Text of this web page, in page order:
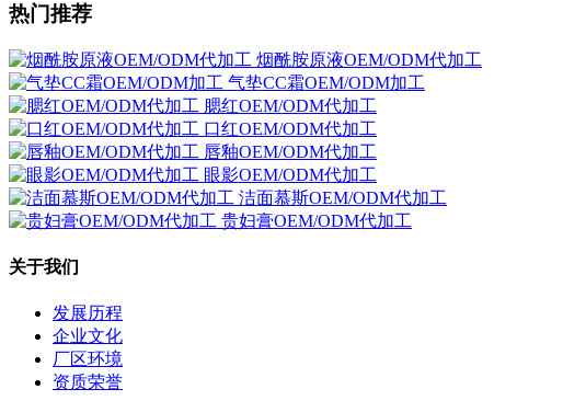
热门推荐
烟酰胺原液OEM/ODM代加工
气垫CC霜OEM/ODM加工
腮红OEM/ODM代加工
口红OEM/ODM代加工
唇釉OEM/ODM代加工
眼影OEM/ODM代加工
洁面慕斯OEM/ODM代加工
贵妇膏OEM/ODM代加工
关于我们
发展历程
企业文化
厂区环境
资质荣誉